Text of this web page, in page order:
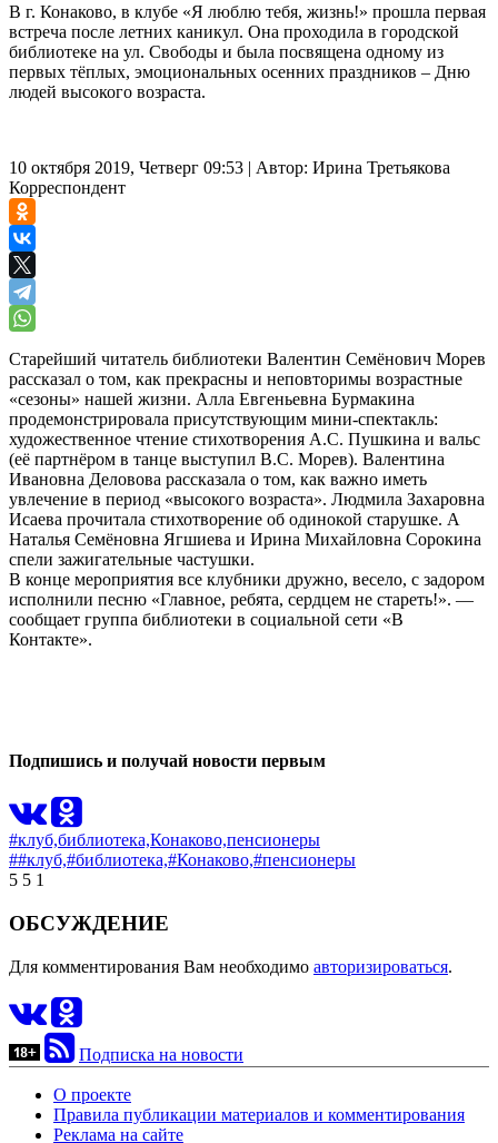
В г. Конаково, в клубе «Я люблю тебя, жизнь!» прошла первая
встреча после летних каникул. Она проходила в городской
библиотеке на ул. Свободы и была посвящена одному из
первых тёплых, эмоциональных осенних праздников – Дню
людей высокого возраста.
10 октября 2019, Четверг 09:53 | Автор: Ирина Третьякова
Корреспондент
Старейший читатель библиотеки Валентин Семёнович Морев
рассказал о том, как прекрасны и неповторимы возрастные
«сезоны» нашей жизни. Алла Евгеньевна Бурмакина
продемонстрировала присутствующим мини-спектакль:
художественное чтение стихотворения А.С. Пушкина и вальс
(её партнёром в танце выступил В.С. Морев). Валентина
Ивановна Деловова рассказала о том, как важно иметь
увлечение в период «высокого возраста». Людмила Захаровна
Исаева прочитала стихотворение об одинокой старушке. А
Наталья Семёновна Ягшиева и Ирина Михайловна Сорокина
спели зажигательные частушки.
В конце мероприятия все клубники дружно, весело, с задором
исполнили песню «Главное, ребята, сердцем не стареть!». —
сообщает группа библиотеки в социальной сети «В
Контакте».
Подпишись и получай новости первым
#клуб,библиотека,Конаково,пенсионеры
##клуб,#библиотека,#Конаково,#пенсионеры
5 5 1
ОБСУЖДЕНИЕ
Для комментирования Вам необходимо авторизироваться.
Подписка на новости
О проекте
Правила публикации материалов и комментирования
Реклама на сайте